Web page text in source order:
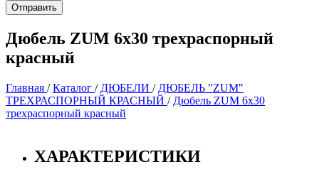
Дюбель ZUM 6х30 трехраспорный
красный
Главная /Каталог / ДЮБЕЛИ / ДЮБЕЛЬ "ZUM"
ТРЕХРАСПОРНЫЙ КРАСНЫЙ / Дюбель ZUM 6х30
трехраспорный красный
ХАРАКТЕРИСТИКИ